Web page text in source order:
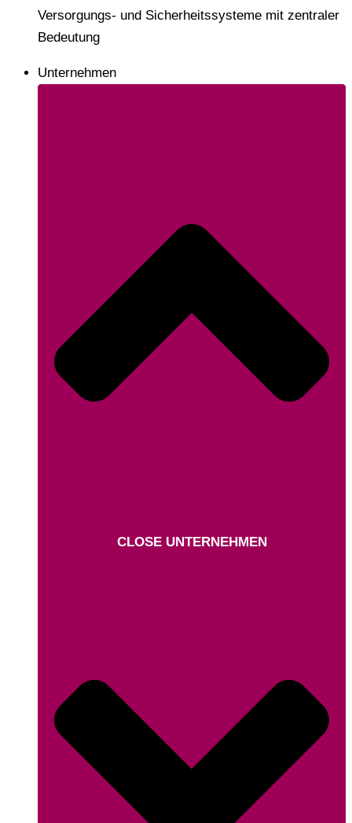
Versorgungs- und Sicherheitssysteme mit zentraler
Bedeutung
Unternehmen
CLOSE UNTERNEHMEN